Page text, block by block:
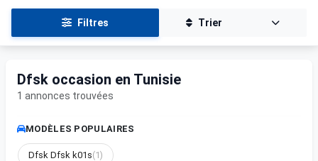
Filtres Trier
Dfsk occasion en Tunisie
1 annonces trouvées
MODÈLES POPULAIRES
Dfsk Dfsk k01s(1)